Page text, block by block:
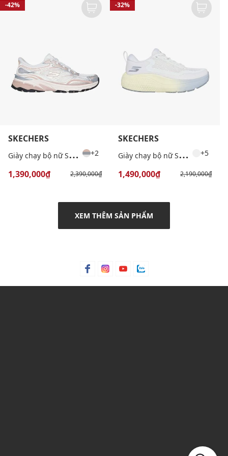
-42%
SKECHERS
G
iày chạy bộ nữ Stamina Sport +2
1,390,000₫ 2,390,000₫
-32%
SKECHERS
G
iày chạy bộ nữ Supersonic Max +5
1,490,000₫ 2,190,000₫
XEM THÊM SẢN PHẨM